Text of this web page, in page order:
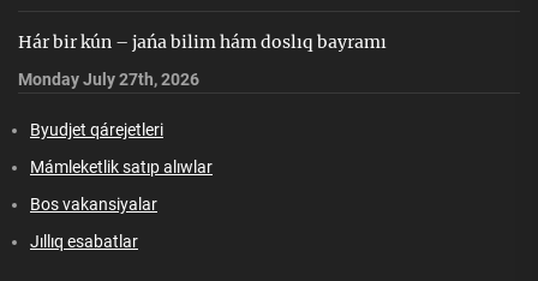
Hár bir kún – jańa bilim hám doslıq bayramı
Monday July 27th, 2026
Byudjet qárejetleri
Mámleketlik satıp alıwlar
Bos vakansiyalar
Jıllıq esabatlar